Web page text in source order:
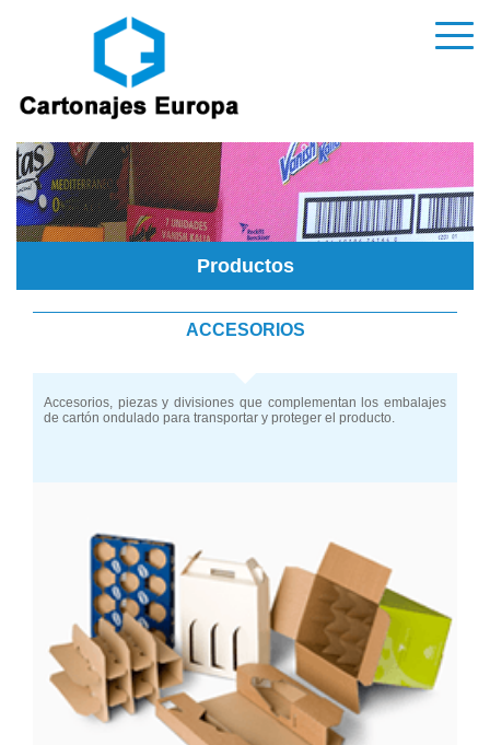
Productos
ACCESORIOS
Accesorios, piezas y divisiones que complementan los embalajes
de cartón ondulado para transportar y proteger el producto.